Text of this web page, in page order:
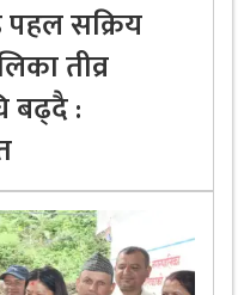
पहल सक्रिय
तीव्र
बढ्दै :